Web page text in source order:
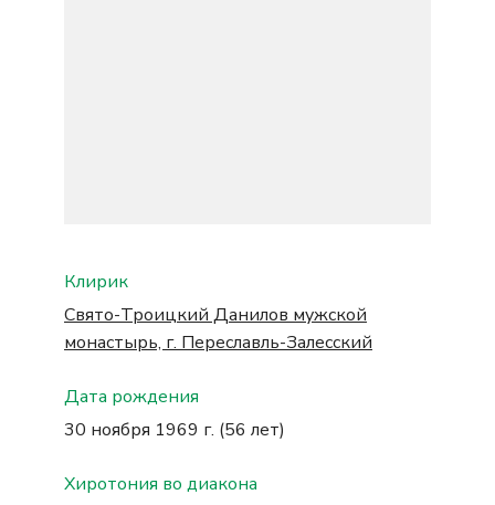
Клирик
Свято-Троицкий Данилов мужской
монастырь, г. Переславль-Залесский
Дата рождения
30 ноября 1969 г. (56 лет)
Хиротония во диакона